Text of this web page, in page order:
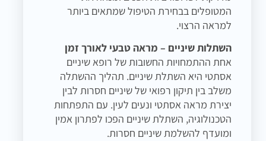
המטופלים בבחירת הטיפול שמתאים ביותר
למראה הרצוי.
השתלות שיניים – מראה טבעי לאורך זמן
אחת ההתמחויות החשובות של רופא שיניים
אסתטי היא השתלת שיניים. תהליך ההשתלה
משלב בין תיקון רפואי של שיניים חסרות לבין
יצירת מראה אסתטי ונעים לעין. עם התפתחות
הטכנולוגיה, השתלת שיניים הפכו לפתרון אמין
ומועדף להשלמת שיניים חסרות.